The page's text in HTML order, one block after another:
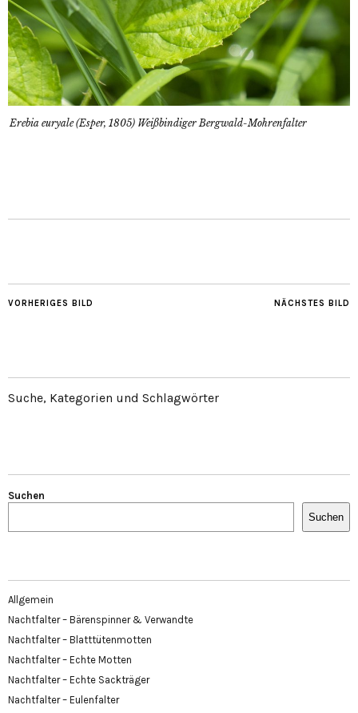
Erebia euryale (Esper, 1805) Weißbindiger Bergwald-Mohrenfalter
NÄCHSTES BILD
VORHERIGES BILD
Suche, Kategorien und Schlagwörter
Suchen
Suchen
Allgemein
Nachtfalter – Bärenspinner & Verwandte
Nachtfalter – Blatttütenmotten
Nachtfalter – Echte Motten
Nachtfalter – Echte Sackträger
Nachtfalter – Eulenfalter